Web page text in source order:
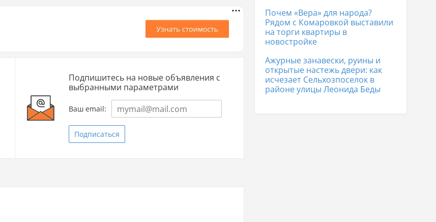
Подпишитесь на новые объявления с
выбранными параметрами
Ваш email:
Подписаться
Почем «Вера» для народа?
Рядом с Комаровкой выставили
на торги квартиры в
новостройке
Ажурные занавески, руины и
открытые настежь двери: как
исчезает Сельхозпоселок в
районе улицы Леонида Беды